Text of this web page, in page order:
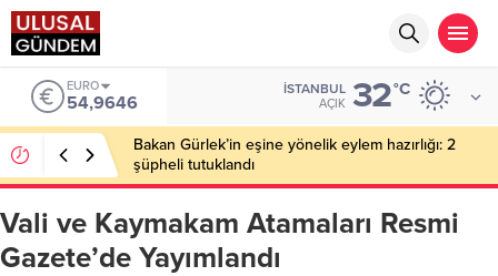
ALTIN
6.488,95
İSTANBUL
AÇIK 32°C
Ahbap Derneği’nde milyonluk vurgun iddiası: Haluk
Levent ve Ekibine gözaltı
Vali ve Kaymakam Atamaları Resmi
Gazete’de Yayımlandı